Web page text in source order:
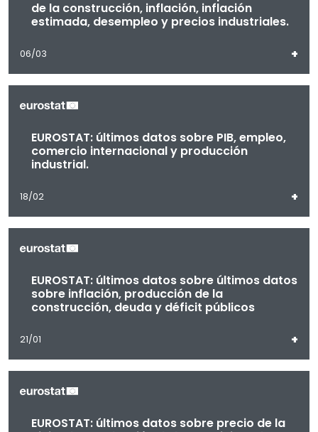
de la construcción, inflación, inflación
estimada, desempleo y precios industriales.
06/03 +
EUROSTAT: últimos datos sobre PIB, empleo,
comercio internacional y producción
industrial.
18/02 +
EUROSTAT: últimos datos sobre últimos datos
sobre inflación, producción de la
construcción, deuda y déficit públicos
21/01 +
EUROSTAT: últimos datos sobre precio de la